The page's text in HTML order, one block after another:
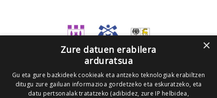
×
Zure datuen erabilera
arduratsua
Gu eta gure bazkideek cookieak eta antzeko teknologiak erabiltzen
ditugu zure gailuan informazioa gordetzeko eta eskuratzeko, eta
datu pertsonalak tratatzeko (adibidez, zure IP helbidea,